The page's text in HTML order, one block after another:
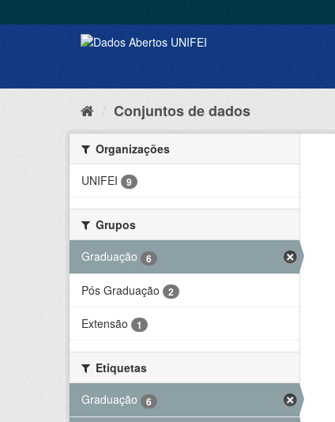
Conjuntos de dados
Organizações
UNIFEI
9
Grupos
Graduação
6
Pós Graduação 2
Extensão 1
Etiquetas
Graduação
6